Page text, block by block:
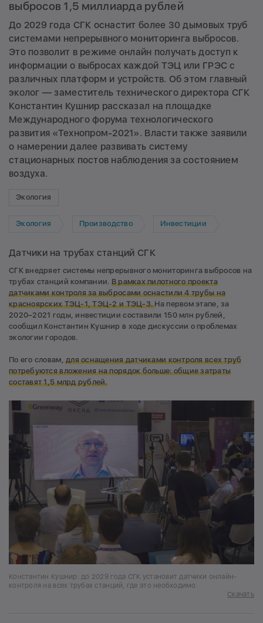
выбросов 1,5 миллиарда рублей
До 2029 года СГК оснастит более 30 дымовых труб
системами непрерывного мониторинга выбросов.
Это позволит в режиме онлайн получать доступ к
информации о выбросах каждой ТЭЦ или ГРЭС с
различных платформ и устройств. Об этом главный
эколог — заместитель технического директора СГК
Константин Кушнир рассказал на площадке
Международного форума технологического
развития «Технопром-2021». Власти также заявили
о намерении далее развивать систему
стационарных постов наблюдения за состоянием
воздуха.
Экология
Экология Производство Инвестиции
Датчики на трубах станций СГК
СГК внедряет системы непрерывного мониторинга выбросов на
трубах станций компании. В рамках пилотного проекта
датчиками контроля за выбросамиоснастили 4 трубына
красноярских ТЭЦ-1, ТЭЦ-2 и ТЭЦ-3.На первом этапе, за
2020–2021 годы, инвестиции составили 150 млн рублей,
сообщил Константин Кушнир в ходе дискуссии о проблемах
экологии городов.
По его словам,для оснащения датчиками контроля всех труб
потребуются вложения на порядок больше: общие затраты
составят 1,5 млрд рублей.
Константин Кушнир: до 2029 года СГК установит датчики онлайн-
контроля на всех трубах станций, где это необходимо
Скачать